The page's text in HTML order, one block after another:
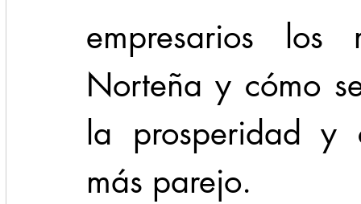
empresarios
Norteña y cómo
la prosperidad y
más parejo.